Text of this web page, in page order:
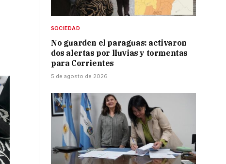
SOCIEDAD
No guarden el paraguas: activaron
dos alertas por lluvias y tormentas
para Corrientes
5 de agosto de 2026